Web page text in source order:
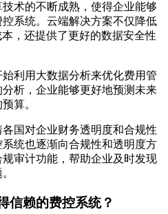
技术的不断成熟，使得企业能够
系统。云端解决方案不仅降低
，还提供了更好的数据安全性
始利用大数据分析来优化费用管
析，企业能够更好地预测未来
算。
各国对企业财务透明度和合规性
统也逐渐向合规性和透明度方
审计功能，帮助企业及时发现
信赖的费控系统？